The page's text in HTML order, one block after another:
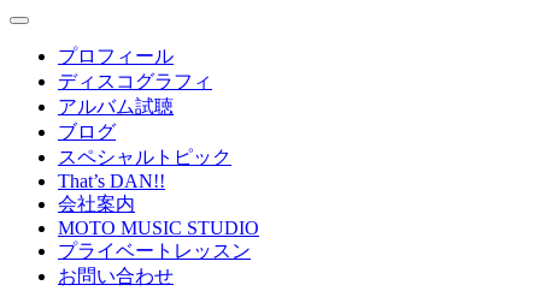
プロフィール
ディスコグラフィ
アルバム試聴
ブログ
スペシャルトピック
That’s DAN!!
会社案内
MOTO MUSIC STUDIO
プライベートレッスン
お問い合わせ